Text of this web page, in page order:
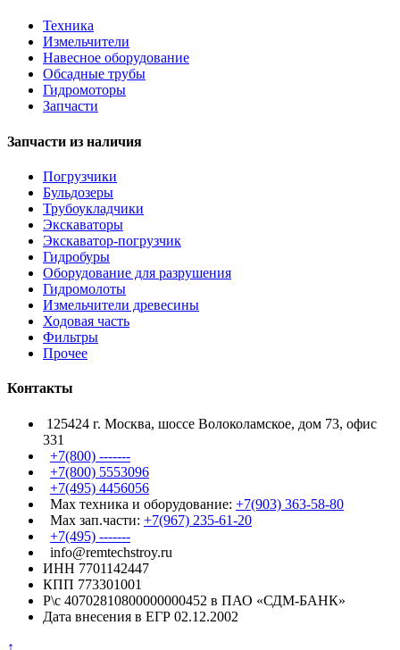
Техника
Измельчители
Навесное оборудование
Обсадные трубы
Гидромоторы
Запчасти
Запчасти из наличия
Погрузчики
Бульдозеры
Трубоукладчики
Экскаваторы
Экскаватор-погрузчик
Гидробуры
Оборудование для разрушения
Гидромолоты
Измельчители древесины
Ходовая часть
Фильтры
Прочее
Контакты
125424 г. Москва, шоссе Волоколамское, дом 73, офис
331
+7(800) -------
+7(800) 5553096
+7(495) 4456056
Max техника и оборудование: +7(903) 363-58-80
Max зап.части: +7(967) 235-61-20
+7(495) -------
info@remtechstroy.ru
ИНН 7701142447
КПП 773301001
Р\с 40702810800000000452 в ПАО «СДМ-БАНК»
Дата внесения в ЕГР 02.12.2002
↑